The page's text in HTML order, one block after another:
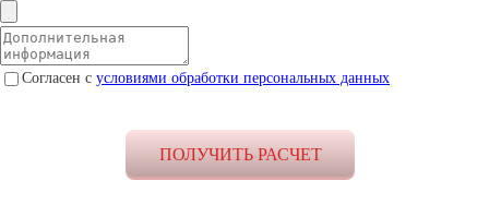
Согласен с условиями обработки персональных данных